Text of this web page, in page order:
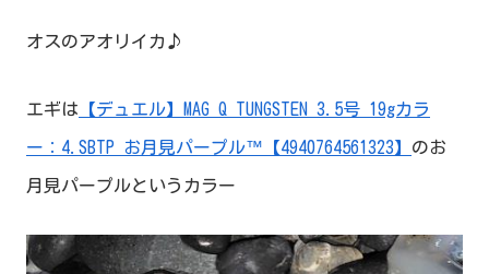
オスのアオリイカ♪
エギは 【デュエル】MAG Q TUNGSTEN 3.5号 19gカラ
ー：4.SBTP お月見パープル™【4940764561323】 のお
月見パープルというカラー